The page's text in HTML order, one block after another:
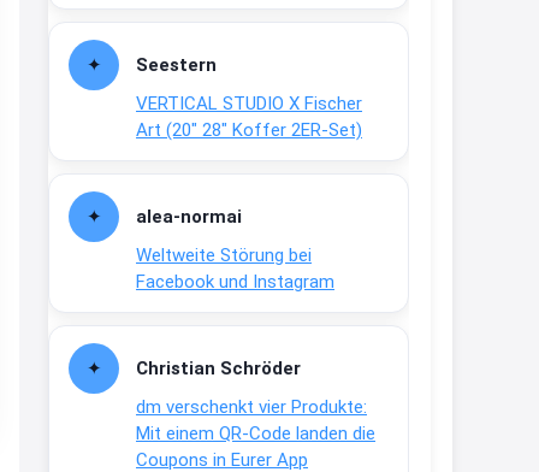
Seestern
VERTICAL STUDIO X Fischer
Art (20″ 28″ Koffer 2ER-Set)
alea-normai
Weltweite Störung bei
Facebook und Instagram
Christian Schröder
dm verschenkt vier Produkte:
Mit einem QR-Code landen die
Coupons in Eurer App
15:01
An 01.08. / Sensodyne Rabatt 3€
/ max. 15.000www.erlebe-
↩
www.meineapotheke.de/
2:19
↩